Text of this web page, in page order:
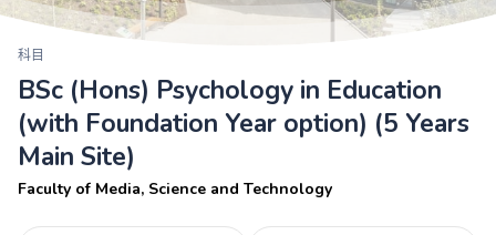
科目
BSc (Hons) Psychology in Education
(with Foundation Year option) (5 Years
Main Site)
Faculty of Media, Science and Technology